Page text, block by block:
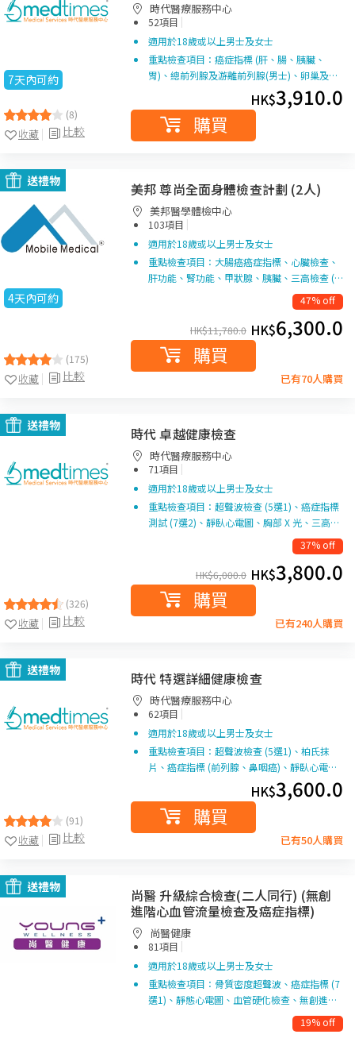
7天內可約
(8)
比較
收藏
時代醫療服務中心
52項目 |
適用於18歲或以上男士及女士
重點檢查項目：癌症指標 (肝、腸、胰臟、
胃)、總前列腺及游離前列腺(男士)、卵巢及…
HK$3,910.0
購買
送禮物
4天內可約
(175)
比較
收藏
美邦 尊尚全面身體檢查計劃 (2人)
美邦醫學體檢中心
103項目 |
適用於18歲或以上男士及女士
重點檢查項目：大腸癌癌症指標、心臟檢查、
肝功能、腎功能、甲狀腺、胰臟、三高檢查 (…
47% off
HK$11,780.0 HK$6,300.0
購買
已有70人購買
送禮物
(326)
比較
收藏
時代 卓越健康檢查
時代醫療服務中心
71項目 |
適用於18歲或以上男士及女士
重點檢查項目：超聲波檢查 (5選1)、癌症指標
測試 (7選2)、靜臥心電圖、胸部 X 光、三高…
37% off
HK$6,000.0 HK$3,800.0
購買
已有240人購買
送禮物
(91)
比較
收藏
時代 特選詳細健康檢查
時代醫療服務中心
62項目 |
適用於18歲或以上男士及女士
重點檢查項目：超聲波檢查 (5選1)、柏氏抹
片、癌症指標 (前列腺、鼻咽癌)、靜臥心電…
HK$3,600.0
購買
已有50人購買
送禮物
尚醫 升級綜合檢查(二人同行) (無創
進階心血管流量檢查及癌症指標)
尚醫健康
81項目 |
適用於18歲或以上男士及女士
重點檢查項目：骨質密度超聲波、癌症指標 (7
選1)、靜態心電圖、血管硬化檢查、無創進…
19% off